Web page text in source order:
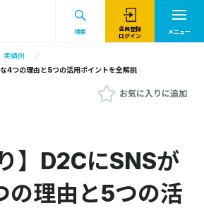
検索
会員登録
ログイン
メニュー
実績例
4つの理由と5つの活用ポイントを全解説
お気に入りに追加
】D2CにSNSが
の理由と5つの活